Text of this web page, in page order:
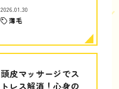
2026.01.30
薄毛
頭皮マッサージでス
トレス解消！心身の